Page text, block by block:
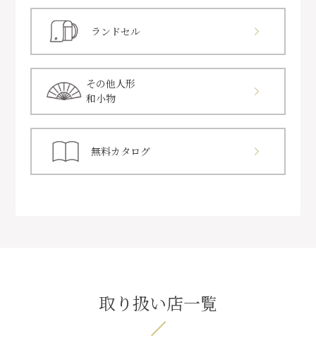
ランドセル
その他人形
和小物
無料カタログ
取り扱い店一覧